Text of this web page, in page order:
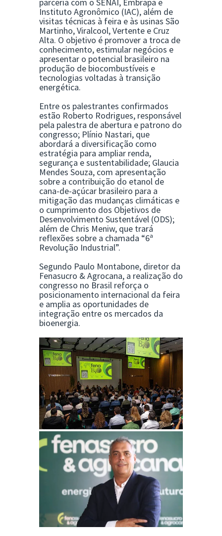
parceria com o SENAI, Embrapa e
Instituto Agronômico (IAC), além de
visitas técnicas à feira e às usinas São
Martinho, Viralcool, Vertente e Cruz
Alta. O objetivo é promover a troca de
conhecimento, estimular negócios e
apresentar o potencial brasileiro na
produção de biocombustíveis e
tecnologias voltadas à transição
energética.
Entre os palestrantes confirmados
estão Roberto Rodrigues, responsável
pela palestra de abertura e patrono do
congresso; Plínio Nastari, que
abordará a diversificação como
estratégia para ampliar renda,
segurança e sustentabilidade; Glaucia
Mendes Souza, com apresentação
sobre a contribuição do etanol de
cana-de-açúcar brasileiro para a
mitigação das mudanças climáticas e
o cumprimento dos Objetivos de
Desenvolvimento Sustentável (ODS);
além de Chris Meniw, que trará
reflexões sobre a chamada “6ª
Revolução Industrial”.
Segundo Paulo Montabone, diretor da
Fenasucro & Agrocana, a realização do
congresso no Brasil reforça o
posicionamento internacional da feira
e amplia as oportunidades de
integração entre os mercados da
bioenergia.